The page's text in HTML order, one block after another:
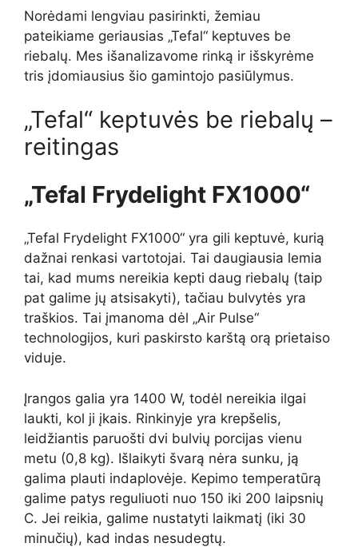
Norėdami lengviau pasirinkti, žemiau
pateikiame geriausias „Tefal“ keptuves be
riebalų. Mes išanalizavome rinką ir išskyrėme
tris įdomiausius šio gamintojo pasiūlymus.
„Tefal“ keptuvės be riebalų –
reitingas
„Tefal Frydelight FX1000“
„Tefal Frydelight FX1000“ yra gili keptuvė, kurią
dažnai renkasi vartotojai. Tai daugiausia lemia
tai, kad mums nereikia kepti daug riebalų (taip
pat galime jų atsisakyti), tačiau bulvytės yra
traškios. Tai įmanoma dėl „Air Pulse“
technologijos, kuri paskirsto karštą orą prietaiso
viduje.
Įrangos galia yra 1400 W, todėl nereikia ilgai
laukti, kol ji įkais. Rinkinyje yra krepšelis,
leidžiantis paruošti dvi bulvių porcijas vienu
metu (0,8 kg). Išlaikyti švarą nėra sunku, ją
galima plauti indaplovėje. Kepimo temperatūrą
galime patys reguliuoti nuo 150 iki 200 laipsnių
C. Jei reikia, galime nustatyti laikmatį (iki 30
minučių), kad indas nesudegtų.